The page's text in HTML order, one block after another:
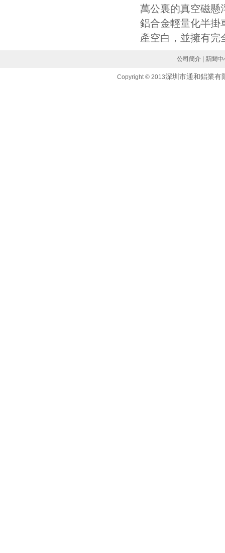
萬公裏的真空磁懸
鋁合金輕量化半掛
產空白，並擁有完
公司簡介 新聞中
Copyright © 2013深圳市通和鋁業有